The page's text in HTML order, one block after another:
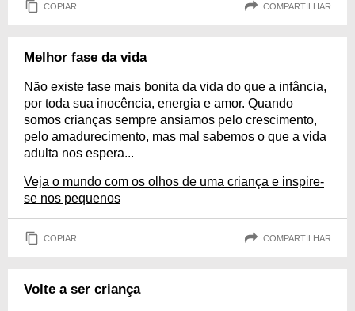
COPIAR COMPARTILHAR
Melhor fase da vida
Não existe fase mais bonita da vida do que a infância,
por toda sua inocência, energia e amor. Quando
somos crianças sempre ansiamos pelo crescimento,
pelo amadurecimento, mas mal sabemos o que a vida
adulta nos espera...
Veja o mundo com os olhos de uma criança e inspire-
se nos pequenos
COPIAR COMPARTILHAR
Volte a ser criança